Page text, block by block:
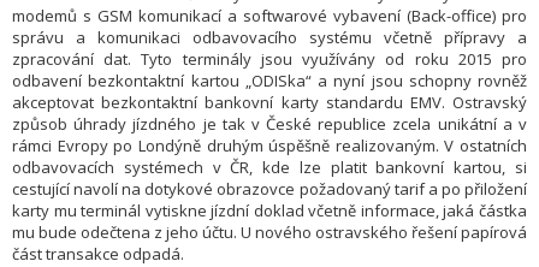
modemů s GSM komunikací a softwarové vybavení (Back-office) pro
správu a komunikaci odbavovacího systému včetně přípravy a
zpracování dat. Tyto terminály jsou využívány od roku 2015 pro
odbavení bezkontaktní kartou „ODISka“ a nyní jsou schopny rovněž
akceptovat bezkontaktní bankovní karty standardu EMV. Ostravský
způsob úhrady jízdného je tak v České republice zcela unikátní a v
rámci Evropy po Londýně druhým úspěšně realizovaným. V ostatních
odbavovacích systémech v ČR, kde lze platit bankovní kartou, si
cestující navolí na dotykové obrazovce požadovaný tarif a po přiložení
karty mu terminál vytiskne jízdní doklad včetně informace, jaká částka
mu bude odečtena z jeho účtu. U nového ostravského řešení papírová
část transakce odpadá.